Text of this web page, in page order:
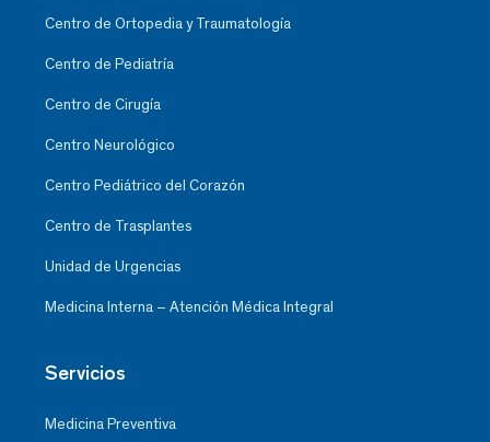
Centro de Ortopedia y Traumatología
Centro de Pediatría
Centro de Cirugía
Centro Neurológico
Centro Pediátrico del Corazón
Centro de Trasplantes
Unidad de Urgencias
Medicina Interna – Atención Médica Integral
Servicios
Medicina Preventiva